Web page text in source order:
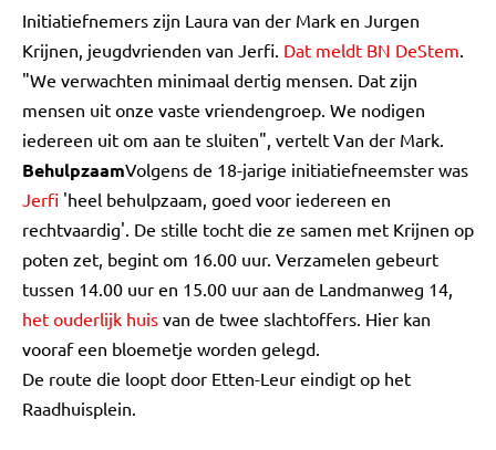
Initiatiefnemers zijn Laura van der Mark en Jurgen
Krijnen, jeugdvrienden van Jerfi. Dat meldt BN DeStem.
"We verwachten minimaal dertig mensen. Dat zijn
mensen uit onze vaste vriendengroep. We nodigen
iedereen uit om aan te sluiten", vertelt Van der Mark.
BehulpzaamVolgens de 18-jarige initiatiefneemster was
Jerfi 'heel behulpzaam, goed voor iedereen en
rechtvaardig'. De stille tocht die ze samen met Krijnen op
poten zet, begint om 16.00 uur. Verzamelen gebeurt
tussen 14.00 uur en 15.00 uur aan de Landmanweg 14,
het ouderlijk huis van de twee slachtoffers. Hier kan
vooraf een bloemetje worden gelegd.
De route die loopt door Etten-Leur eindigt op het
Raadhuisplein.